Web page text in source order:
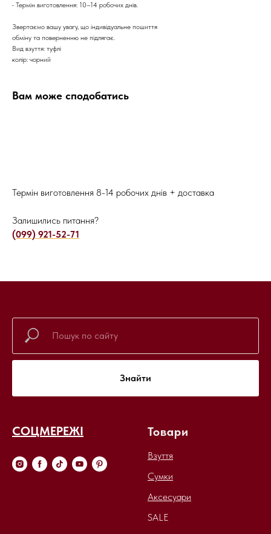
• Термін виготовлення: 10–14 робочих днів.
Звертаємо вашу увагу, що індивідуальне пошиття
обміну та поверненню не підлягає.
Вид взуття: туфлі
колір: чорний
Вам може сподобатись
Термін виготовлення 8-14 робочих днів + доставка
Залишились питання?
(099) 921-52-71
Знайти
СОЦМЕРЕЖІ Товари
Взуття
Сумки
Аксесуари
SALE